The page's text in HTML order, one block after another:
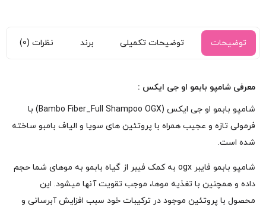
توضیحات توضیحات تکمیلی برند نظرات (0)
معرفی شامپو بابمو او جی ایکس :
شامپو بابمو او جی ایکس (Bambo Fiber_Full Shampoo OGX) با
فرمولی تازه و عجیب همراه با پروتئین های سویا و الیاف بامبو ساخته
شده است.
شامپو بابمو فایبر ogx به کمک فیبر از گیاه بابمو به موهای شما حجم
داده و همچنین با تغذیه موها، موجب تقویت آنها میشود. این
محصول با پروتئین موجود در ترکیبات خود سبب افزایش آبرسانی و